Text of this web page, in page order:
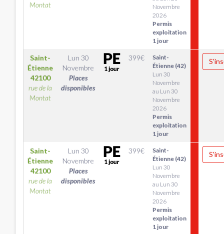
Montat
Novembre
2026
Permis
exploitation
1 jour
Saint-
Étienne
42100
rue de la
Montat
Lun 30
Novembre
Places
disponibles
399€
Saint-
Étienne (42)
Lun 30
Novembre
au Lun 30
Novembre
2026
Permis
exploitation
1 jour
Saint-
Étienne
42100
rue de la
Montat
Lun 30
Novembre
Places
disponibles
399€
Saint-
Étienne (42)
Lun 30
Novembre
au Lun 30
Novembre
2026
Permis
exploitation
1 jour